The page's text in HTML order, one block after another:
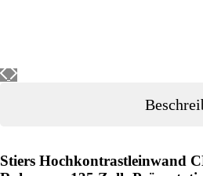
Stiers Hochkontrastleinwand